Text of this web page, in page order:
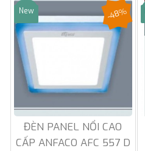
Sale
New
ĐÈN PANEL NỔI CAO
CẤP ANFACO AFC 557 D
-48%